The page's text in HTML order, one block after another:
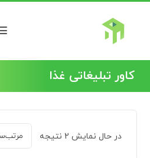
کاور تبلیغاتی غذا
در حال نمایش 2 نتیجه